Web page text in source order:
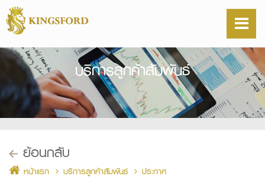
บริการลูกค้าสัมพันธ์
ย้อนกลับ
หน้าแรก บริการลูกค้าสัมพันธ์ ประกาศ